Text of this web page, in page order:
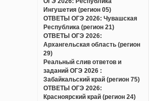
Ингушетия (регион 05)
ОТВЕТЫ ОГЭ 2026: Чувашская
Республика (регион 21)
ОТВЕТЫ ОГЭ 2026:
Архангельская область (регион
29)
Реальный слив ответов и
заданий ОГЭ 2026 :
Забайкальский край (регион 75)
ОТВЕТЫ ОГЭ 2026:
Красноярский край (регион 24)